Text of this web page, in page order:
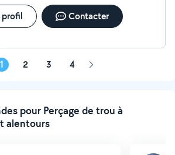
profil Contacter
1 2 3 4 Page
pour Perçage de trou à
alentours